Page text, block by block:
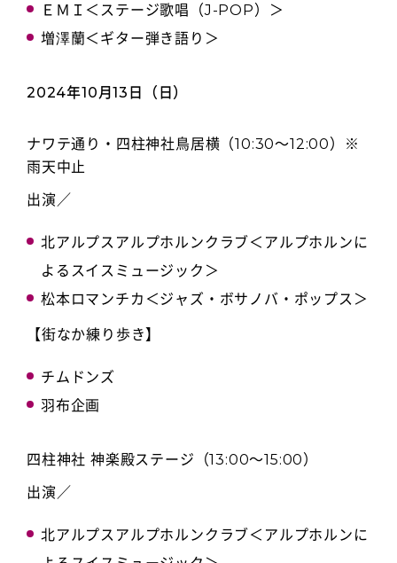
ＥＭＩ＜ステージ歌唱（J-POP）＞
増澤蘭＜ギター弾き語り＞
2024年10月13日（日）
ナワテ通り・四柱神社鳥居横（10:30～12:00）※
雨天中止
出演／
北アルプスアルプホルンクラブ＜アルプホルンに
よるスイスミュージック＞
松本ロマンチカ＜ジャズ・ボサノバ・ポップス＞
【街なか練り歩き】
チムドンズ
羽布企画
四柱神社 神楽殿ステージ（13:00～15:00）
出演／
北アルプスアルプホルンクラブ＜アルプホルンに